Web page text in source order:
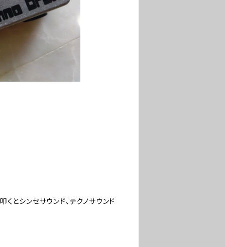
とシンセサウンド、テクノサウンド